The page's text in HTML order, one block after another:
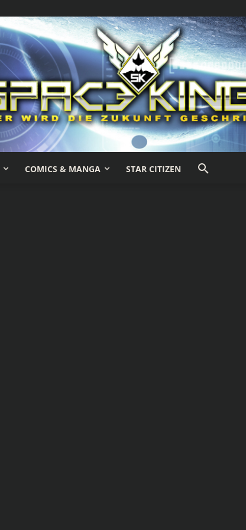
COMICS & MANGA STAR CITIZEN